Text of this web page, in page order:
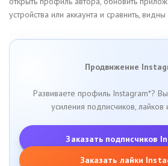
устройства или аккаунта и сравнить,
Продвижение
Развиваете профиль Instagram*?
усиления подписчиков, лайков
Заказать подписчиков
Заказать лайки